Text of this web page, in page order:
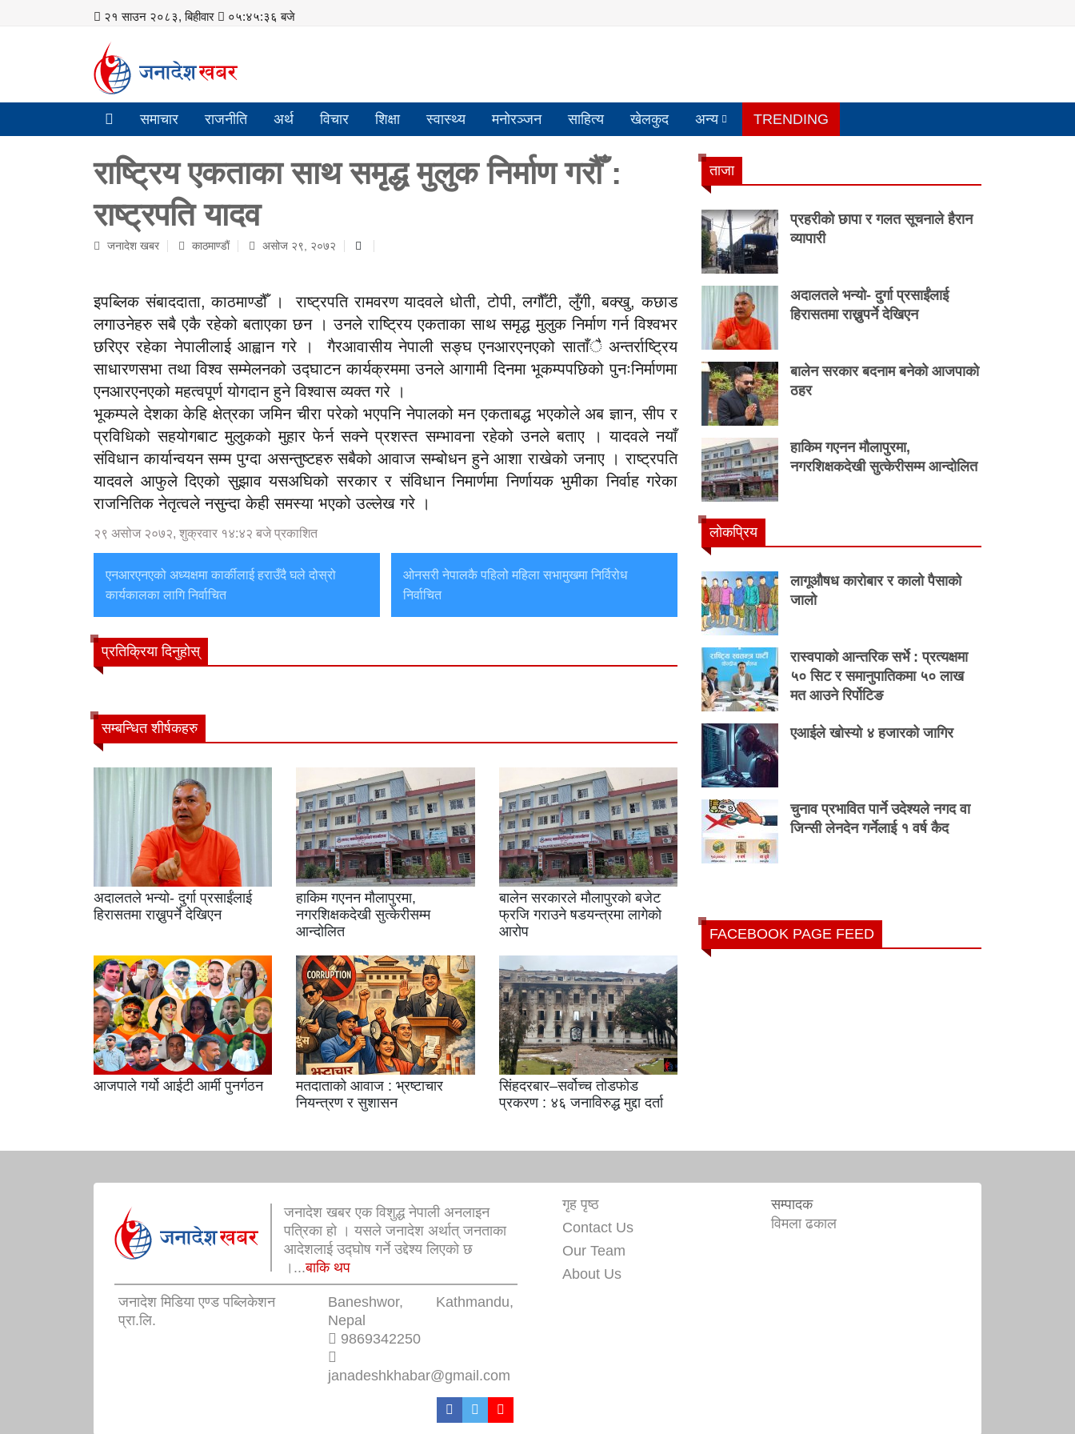
२१ साउन २०८३, बिहीवार ०५:४५:३६ बजे
समाचार राजनीति अर्थ विचार शिक्षा स्वास्थ्य मनोरञ्जन साहित्य खेलकुद अन्य TRENDING
राष्ट्रिय एकताका साथ समृद्ध मुलुक निर्माण गरौँ :
राष्ट्रपति यादव
जनादेश खबर काठमाण्डाैं असोज २९, २०७२
इपब्लिक संबाददाता, काठमाण्डौँ । राष्ट्रपति रामवरण यादवले धोती, टोपी, लगौँटी, लुँगी, बक्खु, कछाड
लगाउनेहरु सबै एकै रहेको बताएका छन । उनले राष्ट्रिय एकताका साथ समृद्ध मुलुक निर्माण गर्न विश्वभर
छरिएर रहेका नेपालीलाई आह्वान गरे । गैरआवासीय नेपाली सङ्घ एनआरएनएको साताँै अन्तर्राष्ट्रिय
साधारणसभा तथा विश्व सम्मेलनको उद्घाटन कार्यक्रममा उनले आगामी दिनमा भूकम्पपछिको पुनःनिर्माणमा
एनआरएनएको महत्वपूर्ण योगदान हुने विश्वास व्यक्त गरे ।
भूकम्पले देशका केहि क्षेत्रका जमिन चीरा परेको भएपनि नेपालको मन एकताबद्ध भएकोले अब ज्ञान, सीप र
प्रविधिको सहयोगबाट मुलुकको मुहार फेर्न सक्ने प्रशस्त सम्भावना रहेको उनले बताए । यादवले नयाँ
संविधान कार्यान्वयन सम्म पुग्दा असन्तुष्टहरु सबैको आवाज सम्बोधन हुने आशा राखेको जनाए । राष्ट्रपति
यादवले आफुले दिएको सुझाव यसअघिको सरकार र संविधान निमार्णमा निर्णायक भुमीका निर्वाह गरेका
राजनितिक नेतृत्वले नसुन्दा केही समस्या भएको उल्लेख गरे ।
२९ असोज २०७२, शुक्रवार १४:४२ बजे प्रकाशित
एनआरएनएको अध्यक्षमा कार्कीलाई हराउँदै घले दोस्रो
कार्यकालका लागि निर्वाचित
ओनसरी नेपालकै पहिलो महिला सभामुखमा निर्विरोध
निर्वाचित
प्रतिक्रिया दिनुहोस्
सम्बन्धित शीर्षकहरु
अदालतले भन्यो- दुर्गा प्रसाईंलाई
हिरासतमा राख्नुपर्ने देखिएन
हाकिम गएनन मौलापुरमा,
नगरशिक्षकदेखी सुत्केरीसम्म
आन्दोलित
बालेन सरकारले मौलापुरको बजेट
फ्रजि गराउने षडयन्त्रमा लागेको
आरोप
आजपाले गर्यो आईटी आर्मी पुनर्गठन
मतदाताको आवाज : भ्रष्टाचार
नियन्त्रण र सुशासन
सिंहदरबार–सर्वोच्च तोडफोड
प्रकरण : ४६ जनाविरुद्ध मुद्दा दर्ता
ताजा
प्रहरीको छापा र गलत सूचनाले हैरान
व्यापारी
अदालतले भन्यो- दुर्गा प्रसाईंलाई
हिरासतमा राख्नुपर्ने देखिएन
बालेन सरकार बदनाम बनेको आजपाको
ठहर
हाकिम गएनन मौलापुरमा,
नगरशिक्षकदेखी सुत्केरीसम्म आन्दोलित
लाेकप्रिय
लागूऔषध कारोबार र कालो पैसाको
जालो
रास्वपाको आन्तरिक सर्भे : प्रत्यक्षमा
५० सिट र समानुपातिकमा ५० लाख
मत आउने रिर्पोटिङ
एआईले खोस्यो ४ हजारको जागिर
चुनाव प्रभावित पार्ने उदेश्यले नगद वा
जिन्सी लेनदेन गर्नेलाई १ वर्ष कैद
FACEBOOK PAGE FEED
जनादेश खबर एक विशुद्ध नेपाली अनलाइन
पत्रिका हो । यसले जनादेश अर्थात् जनताका
आदेशलाई उद्घोष गर्ने उद्देश्य लिएको छ
।...बाकि थप
जनादेश मिडिया एण्ड पब्लिकेशन
प्रा.लि.
Baneshwor, Kathmandu,
Nepal
9869342250
janadeshkhabar@gmail.com
गृह पृष्ठ
Contact Us
Our Team
About Us
सम्पादक
विमला ढकाल